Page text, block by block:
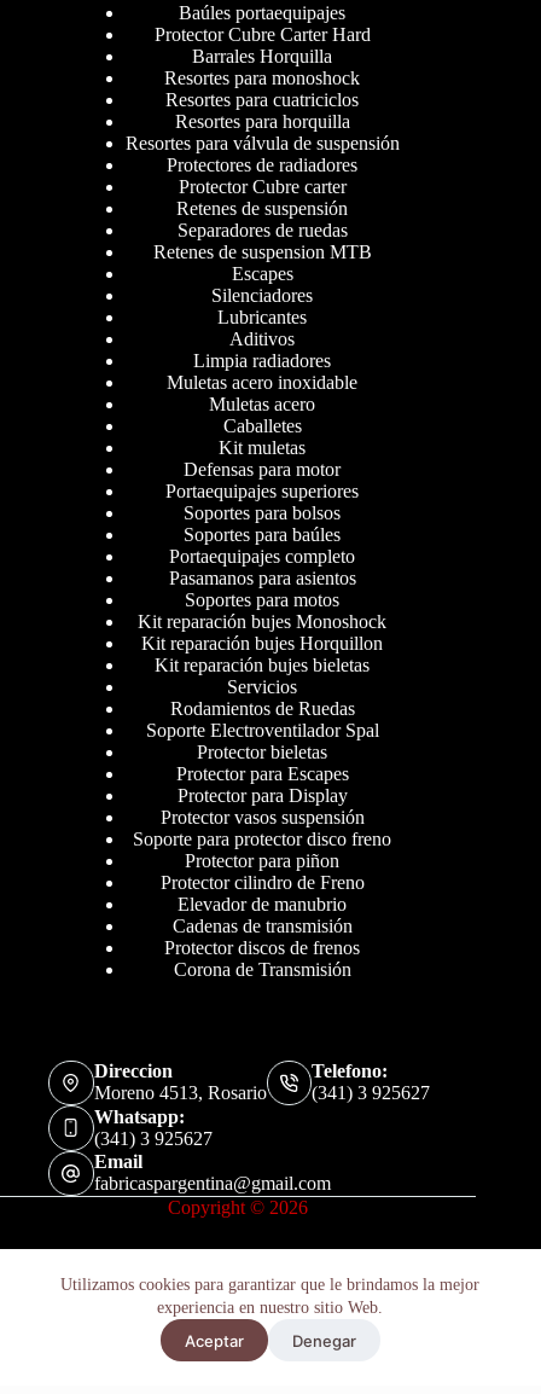
Utilizamos cookies para garantizar que le brindamos la mejor
experiencia en nuestro sitio Web.
Aceptar Denegar
Baúles portaequipajes
Protector Cubre Carter Hard
Barrales Horquilla
Resortes para monoshock
Resortes para cuatriciclos
Resortes para horquilla
Resortes para válvula de suspensión
Protectores de radiadores
Protector Cubre carter
Retenes de suspensión
Separadores de ruedas
Retenes de suspension MTB
Escapes
Silenciadores
Lubricantes
Aditivos
Limpia radiadores
Muletas acero inoxidable
Muletas acero
Caballetes
Kit muletas
Defensas para motor
Portaequipajes superiores
Soportes para bolsos
Soportes para baúles
Portaequipajes completo
Pasamanos para asientos
Soportes para motos
Kit reparación bujes Monoshock
Kit reparación bujes Horquillon
Kit reparación bujes bieletas
Servicios
Rodamientos de Ruedas
Soporte Electroventilador Spal
Protector bieletas
Protector para Escapes
Protector para Display
Protector vasos suspensión
Soporte para protector disco freno
Protector para piñon
Protector cilindro de Freno
Elevador de manubrio
Cadenas de transmisión
Protector discos de frenos
Corona de Transmisión
Direccion
Moreno 4513, Rosario
Telefono:
(341) 3 925627
Whatsapp:
(341) 3 925627
Email
fabricaspargentina@gmail.com
Copyright © 2026